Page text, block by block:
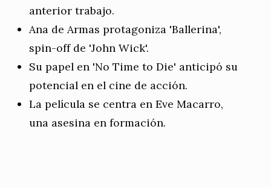
anterior trabajo.
Ana de Armas protagoniza 'Ballerina',
spin-off de 'John Wick'.
Su papel en 'No Time to Die' anticipó su
potencial en el cine de acción.
La película se centra en Eve Macarro,
una asesina en formación.